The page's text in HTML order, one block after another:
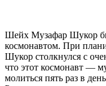
Шейх Музафар Шукор
космонавтом. При
Шукор столкнулся с
что этот космонавт —
молиться пять раз в